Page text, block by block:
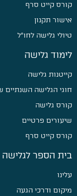
קורס קייט סרף
אישור תקנון
טיולי גלישה לחו״ל
לימוד גלישה
קייטנות גלישה
חוגי הגלישה השנתיים
קורס גלישה
שיעורים פרטיים
קורס קייט סרף
בית הספר לגלישה
עלינו
מיקום ודרכי הגעה